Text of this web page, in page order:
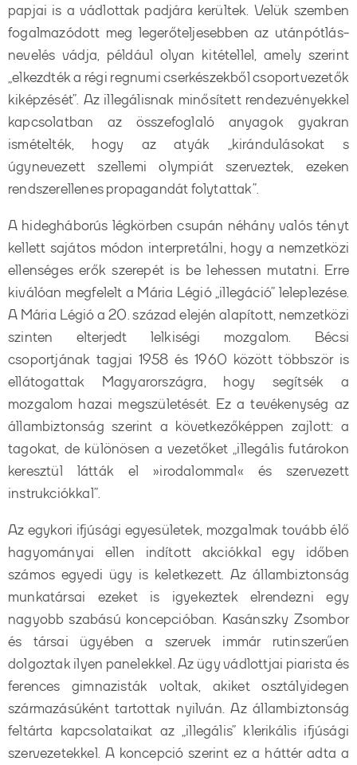
papjai is a vádlottak padjára kerültek. Velük szemben
fogalmazódott meg legerőteljesebben az utánpótlás-
nevelés vádja, például olyan kitétellel, amely szerint
„elkezdték a régi regnumi cserkészekből csoportvezetők
kiképzését”. Az illegálisnak minősített rendezvényekkel
kapcsolatban az összefoglaló anyagok gyakran
ismételték, hogy az atyák „kirándulásokat s
úgynevezett szellemi olympiát szerveztek, ezeken
rendszerellenes propagandát folytattak”.
A hidegháborús légkörben csupán néhány valós tényt
kellett sajátos módon interpretálni, hogy a nemzetközi
ellenséges erők szerepét is be lehessen mutatni. Erre
kiválóan megfelelt a Mária Légió „illegáció” leleplezése.
A Mária Légió a 20. század elején alapított, nemzetközi
szinten elterjedt lelkiségi mozgalom. Bécsi
csoportjának tagjai 1958 és 1960 között többször is
ellátogattak Magyarországra, hogy segítsék a
mozgalom hazai megszületését. Ez a tevékenység az
állambiztonság szerint a következőképpen zajlott: a
tagokat, de különösen a vezetőket „illegális futárokon
keresztül látták el »irodalommal« és szervezett
instrukciókkal”.
Az egykori ifjúsági egyesületek, mozgalmak tovább élő
hagyományai ellen indított akciókkal egy időben
számos egyedi ügy is keletkezett. Az állambiztonság
munkatársai ezeket is igyekeztek elrendezni egy
nagyobb szabású koncepcióban. Kasánszky Zsombor
és társai ügyében a szervek immár rutinszerűen
dolgoztak ilyen panelekkel. Az ügy vádlottjai piarista és
ferences gimnazisták voltak, akiket osztályidegen
származásúként tartottak nyilván. Az állambiztonság
feltárta kapcsolataikat az „illegális” klerikális ifjúsági
szervezetekkel. A koncepció szerint ez a háttér adta a